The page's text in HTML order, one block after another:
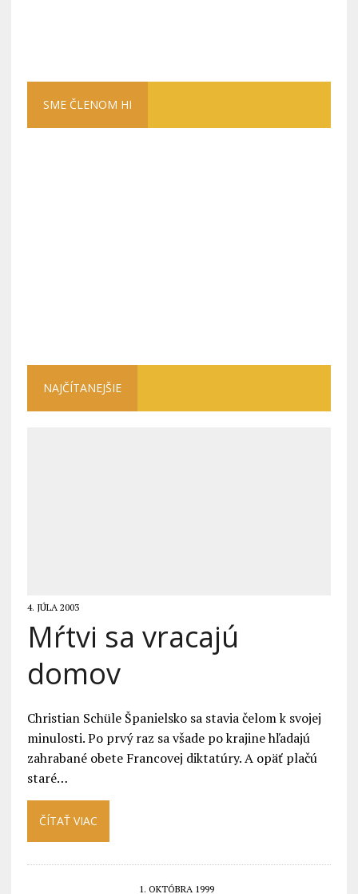
SME ČLENOM HI
NAJČÍTANEJŠIE
4. JÚLA 2003
Mŕtvi sa vracajú
domov
Christian Schüle Španielsko sa stavia čelom k svojej
minulosti. Po prvý raz sa všade po krajine hľadajú
zahrabané obete Francovej diktatúry. A opäť plačú
staré…
ČÍTAŤ VIAC
1. OKTÓBRA 1999